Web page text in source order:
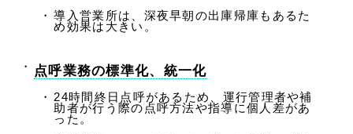
導入営業所は、深夜早朝の出庫帰庫もあるた
め効果は大きい。
点呼業務の標準化、統一化
24時間終日点呼があるため、運行管理者や補
助者が行う際の点呼方法や指導に個人差があ
った。